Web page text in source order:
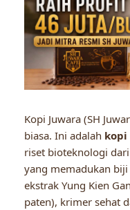
Kopi Juwara (SH
biasa. Ini adalah
riset bioteknologi dari
yang memadukan
ekstrak Yung Kien
paten), krimer sehat